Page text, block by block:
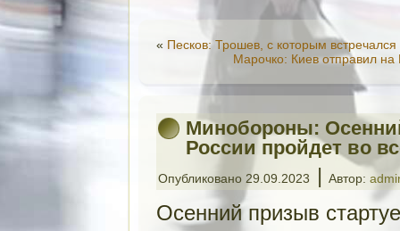
« Песков: Трошев, с которым
Марочко: Киев отправил
Минобороны:
России пройдет во
Опубликовано 29.09.2023 | Автор:
Осенний призыв